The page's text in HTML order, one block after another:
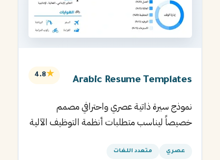
Arabic Resume Templates
★
4.8
نموذج سيرة ذاتية عصري واحترافي مصمم
خصيصاً ليناسب متطلبات أنظمة التوظيف الآلية
عصري متعدد اللغات